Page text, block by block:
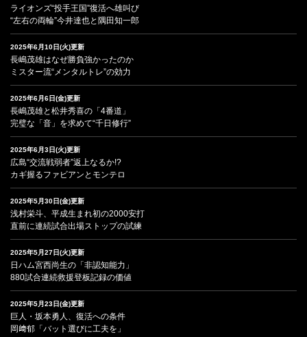
ライオンズ“投手王国”復活へ雄叫び
“左右の両輪”今井達也と隅田知一郎
2025年6月10日(火)更新
長嶋茂雄はなぜ勝負強かったのか
ミスター流“メンタルトレ”の効力
2025年6月6日(金)更新
長嶋茂雄と松井秀喜の「4番道」
完璧な「音」を求めて“千日修行”
2025年6月3日(火)更新
広島“交流戦弱者”返上なるか!?
カギ握るファビアンとモンテロ
2025年5月30日(金)更新
浅村栄斗、平成生まれ初の2000安打
直前に連続試合出場ストップの試練
2025年5月27日(火)更新
日ハム宮西尚生の「非認知能力」
880試合連続救援登板記録の価値
2025年5月23日(金)更新
巨人・坂本勇人、復活への条件
岡﨑郁「バット選びに工夫を」